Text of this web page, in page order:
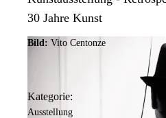
30 Jahre Kunst
Bild: Vito Centonze
Kategorie:
Ausstellung